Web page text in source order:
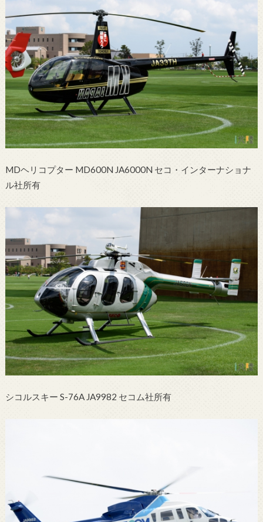
MDヘリコプター MD600N JA6000N セコ・インターナショナ
ル社所有
シコルスキー S-76A JA9982 セコム社所有